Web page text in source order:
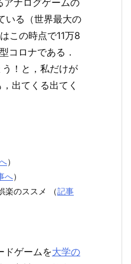
いる（世界最大の
この時点で11万8
コロナである．
！と，私だけが
出てくる出てく
）
へ）
楽のススメ （記事
ドゲームを大学の